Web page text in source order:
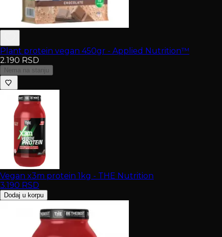
Plant protein vegan 450gr - Applied Nutrition™
2.190 RSD
Nema na stanju
Vegan x3m protein 1kg - THE Nutrition
3.190 RSD
Dodaj u korpu